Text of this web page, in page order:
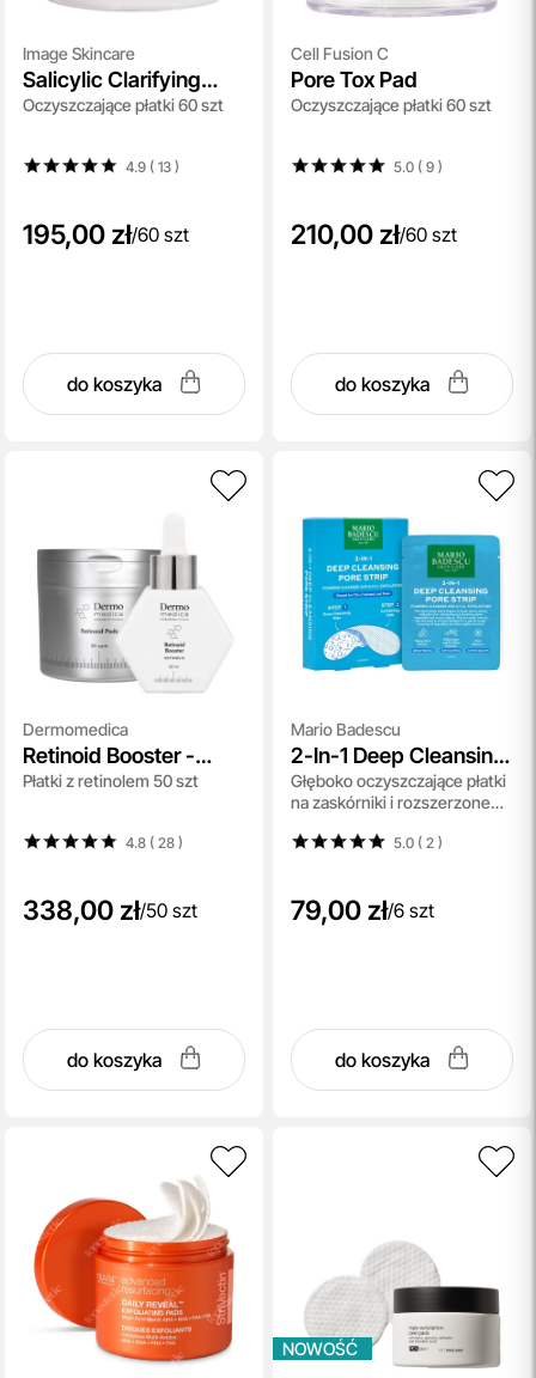
Image Skincare
Salicylic Clarifying
Pads
Oczyszczające płatki 60 szt
4.9 ( 13)
195,00 zł/60 szt
do koszyka
Cell Fusion C
Pore Tox Pad
Oczyszczające płatki 60 szt
5.0 ( 9)
210,00 zł/60 szt
do koszyka
Dermomedica
Retinoid Booster -
Pads
Płatki z retinolem 50 szt
4.8 ( 28)
338,00 zł/50 szt
do koszyka
Mario Badescu
2-In-1 Deep Cleansing
Pore Strip
Głęboko oczyszczające płatki
na zaskórniki i rozszerzone
5.0 ( 2 )
79,00 zł/6 szt
do koszyka
NOWOŚĆ